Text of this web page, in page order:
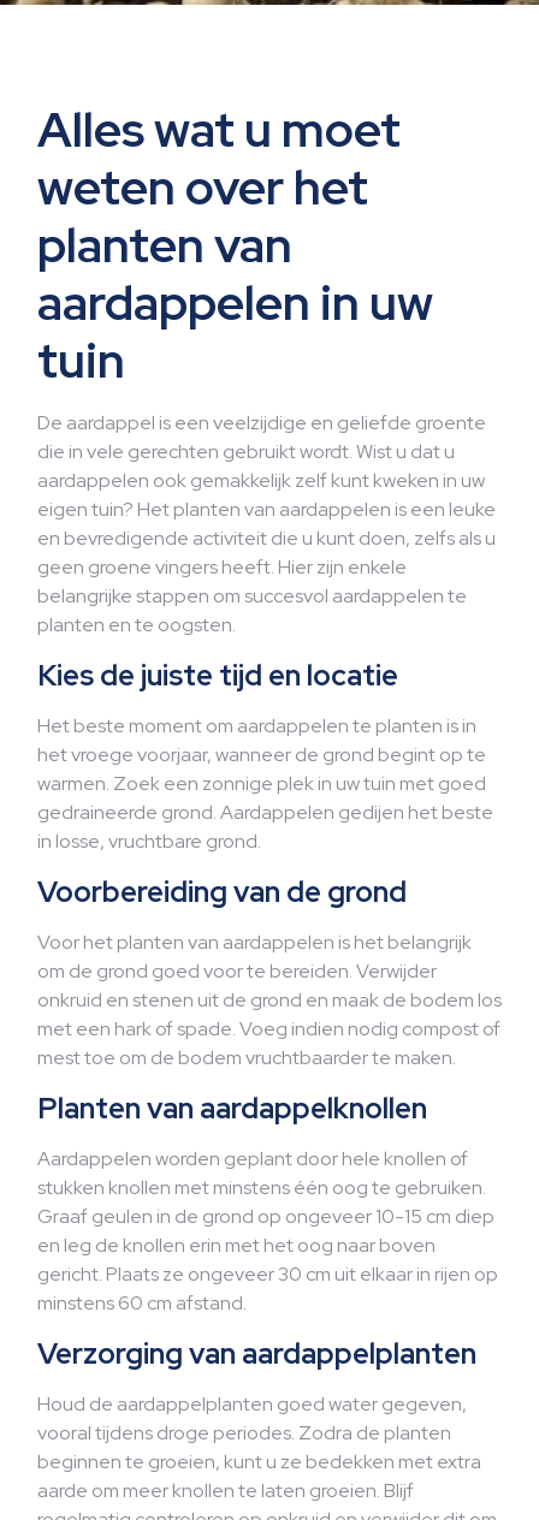
Alles wat u moet
weten over het
planten van
aardappelen in uw
tuin
De aardappel is een veelzijdige en geliefde groente
die in vele gerechten gebruikt wordt. Wist u dat u
aardappelen ook gemakkelijk zelf kunt kweken in uw
eigen tuin? Het planten van aardappelen is een leuke
en bevredigende activiteit die u kunt doen, zelfs als u
geen groene vingers heeft. Hier zijn enkele
belangrijke stappen om succesvol aardappelen te
planten en te oogsten.
Kies de juiste tijd en locatie
Het beste moment om aardappelen te planten is in
het vroege voorjaar, wanneer de grond begint op te
warmen. Zoek een zonnige plek in uw tuin met goed
gedraineerde grond. Aardappelen gedijen het beste
in losse, vruchtbare grond.
Voorbereiding van de grond
Voor het planten van aardappelen is het belangrijk
om de grond goed voor te bereiden. Verwijder
onkruid en stenen uit de grond en maak de bodem los
met een hark of spade. Voeg indien nodig compost of
mest toe om de bodem vruchtbaarder te maken.
Planten van aardappelknollen
Aardappelen worden geplant door hele knollen of
stukken knollen met minstens één oog te gebruiken.
Graaf geulen in de grond op ongeveer 10-15 cm diep
en leg de knollen erin met het oog naar boven
gericht. Plaats ze ongeveer 30 cm uit elkaar in rijen op
minstens 60 cm afstand.
Verzorging van aardappelplanten
Houd de aardappelplanten goed water gegeven,
vooral tijdens droge periodes. Zodra de planten
beginnen te groeien, kunt u ze bedekken met extra
aarde om meer knollen te laten groeien. Blijf